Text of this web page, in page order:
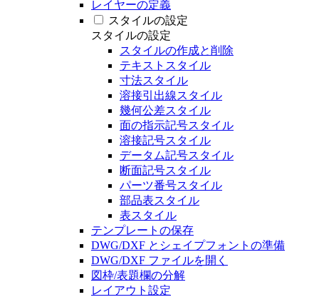
レイヤーの定義
スタイルの設定
スタイルの設定
スタイルの作成と削除
テキストスタイル
寸法スタイル
溶接引出線スタイル
幾何公差スタイル
面の指示記号スタイル
溶接記号スタイル
データム記号スタイル
断面記号スタイル
パーツ番号スタイル
部品表スタイル
表スタイル
テンプレートの保存
DWG/DXF とシェイプフォントの準備
DWG/DXF ファイルを開く
図枠/表題欄の分解
レイアウト設定